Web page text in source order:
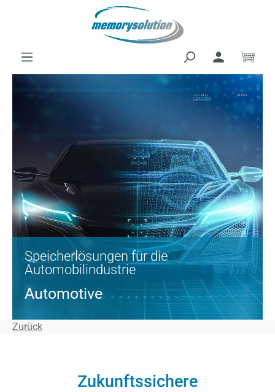
Zum Hauptinhalt springen
Speicherlösungen für die
Automobilindustrie
Automotive
Zurück
Zukunftssichere